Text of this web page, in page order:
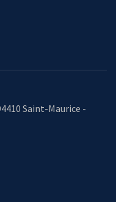
Saint-Maurice -